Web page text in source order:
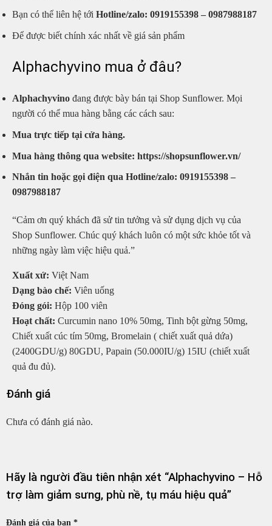
Bạn có thể liên hệ tới Hotline/zalo: 0919155398 – 0987988187
Để được biết chính xác nhất về giá sản phẩm
Alphachyvino mua ở đâu?
Alphachyvino đang được bày bán tại Shop Sunflower. Mọi
người có thể mua hàng bằng các cách sau:
Mua trực tiếp tại cửa hàng.
Mua hàng thông qua website: https://shopsunflower.vn/
Nhắn tin hoặc gọi điện qua Hotline/zalo: 0919155398 –
0987988187
“Cảm ơn quý khách đã sử tin tưởng và sử dụng dịch vụ của
Shop Sunflower. Chúc quý khách luôn có một sức khỏe tốt và
những ngày làm việc hiệu quả.”
Xuất xứ: Việt Nam
Dạng bào chế: Viên uống
Đóng gói: Hộp 100 viên
Hoạt chất: Curcumin nano 10% 50mg, Tinh bột gừng 50mg,
Chiết xuất cúc tím 50mg, Bromelain ( chiết xuất quả dứa)
(2400GDU/g) 80GDU, Papain (50.000IU/g) 15IU (chiết xuất
quả đu đủ).
Đánh giá
Chưa có đánh giá nào.
Hãy là người đầu tiên nhận xét “Alphachyvino – Hỗ
trợ làm giảm sưng, phù nề, tụ máu hiệu quả”
Đánh giá của bạn *